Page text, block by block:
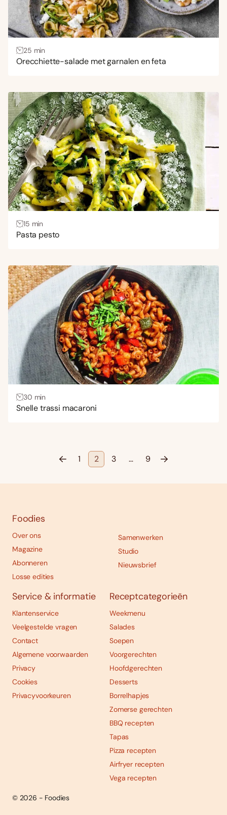
25 min
Orecchiette-salade met garnalen en feta
15 min
Pasta pesto
30 min
Snelle trassi macaroni
1 2 3 … 9
Foodies
Over ons
Magazine
Abonneren
Losse edities
Samenwerken
Studio
Nieuwsbrief
Service & informatie
Klantenservice
Veelgestelde vragen
Contact
Algemene voorwaarden
Privacy
Cookies
Privacyvoorkeuren
Receptcategorieën
Weekmenu
Salades
Soepen
Voorgerechten
Hoofdgerechten
Desserts
Borrelhapjes
Zomerse gerechten
BBQ recepten
Tapas
Pizza recepten
Airfryer recepten
Vega recepten
© 2026 - Foodies